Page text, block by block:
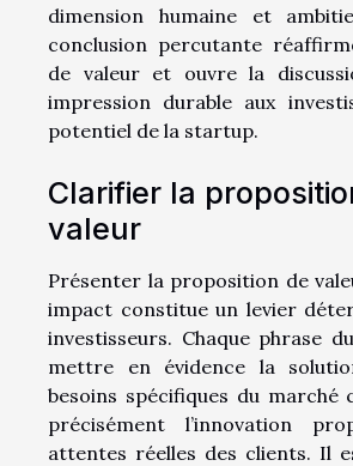
dimension humaine et
conclusion percutante
de valeur et ouvre la
impression durable aux
potentiel de la startup.
Clarifier la
valeur
Présenter la proposition de
impact constitue un levier
investisseurs. Chaque phrase
mettre en évidence la
besoins spécifiques du marché
précisément l’innovation
attentes réelles des clients. Il